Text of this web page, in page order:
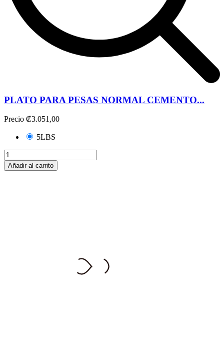
PLATO PARA PESAS NORMAL CEMENTO...
Precio ₡3.051,00
5LBS
Añadir al carrito